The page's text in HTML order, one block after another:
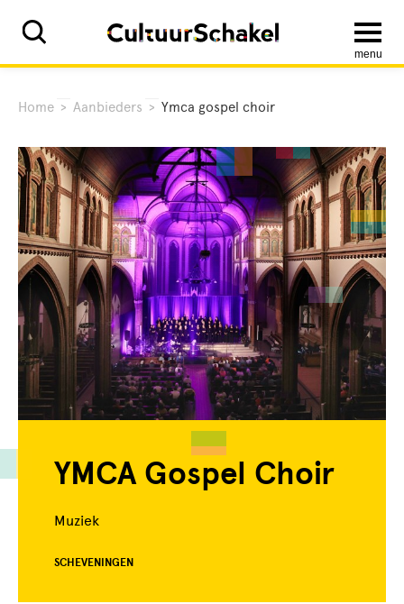
menu
Home > Aanbieders > Ymca gospel choir
YMCA Gospel Choir
Muziek
SCHEVENINGEN